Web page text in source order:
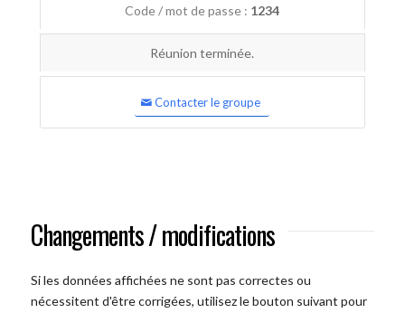
Code / mot de passe : 1234
Réunion terminée.
Contacter le groupe
Changements / modifications
Si les données affichées ne sont pas correctes ou
nécessitent d'être corrigées, utilisez le bouton suivant pour